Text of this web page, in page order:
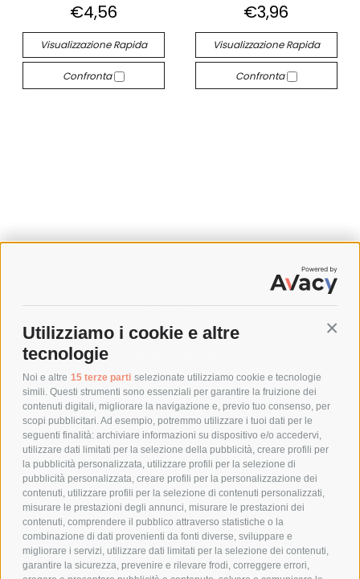
Utilizziamo i cookie e altre
tecnologie
Noi e altre 15 terze parti selezionate utilizziamo cookie e tecnologie
simili. Questi strumenti sono essenziali per garantire la fruizione dei
contenuti digitali, migliorare la navigazione e, previo tuo consenso, per
scopi pubblicitari. Ad esempio, potremmo utilizzare i tuoi dati per le
seguenti finalità: archiviare informazioni su dispositivo e/o accedervi,
utilizzare dati limitati per la selezione della pubblicità, creare profili per
la pubblicità personalizzata, utilizzare profili per la selezione di
pubblicità personalizzata, creare profili per la personalizzazione dei
contenuti, utilizzare profili per la selezione di contenuti personalizzati,
misurare le prestazioni degli annunci, misurare le prestazioni dei
contenuti, comprendere il pubblico attraverso statistiche o la
combinazione di dati provenienti da fonti diverse, sviluppare e
migliorare i servizi, utilizzare dati limitati per la selezione dei contenuti,
garantire la sicurezza, prevenire e rilevare frodi, correggere errori,
€4,56
Visualizzazione Rapida
Confronta
€3,96
Visualizzazione Rapida
Confronta
SPEDIZIONI
COSTI DI SPEDIZIONE
POLITICA DI RESO
POLICY
PRIVACY POLICY
COOKIE POLICY
PAGAMENTI SICURI
AZIENDA